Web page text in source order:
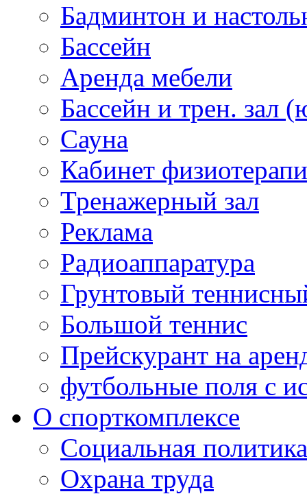
Бадминтон и
Бассейн
Аренда мебели
Бассейн и трен. зал
Сауна
Кабинет
Тренажерный зал
Реклама
Радиоаппаратура
Грунтовый
Большой теннис
Прейскурант на
футбольные поля с
О спорткомплексе
Социальная политика
Охрана труда